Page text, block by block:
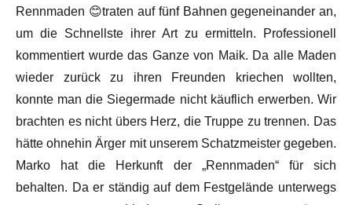
Rennmaden 😊traten auf fünf Bahnen gegeneinander an,
um die Schnellste ihrer Art zu ermitteln. Professionell
kommentiert wurde das Ganze von Maik. Da alle Maden
wieder zurück zu ihren Freunden kriechen wollten,
konnte man die Siegermade nicht käuflich erwerben. Wir
brachten es nicht übers Herz, die Truppe zu trennen. Das
hätte ohnehin Ärger mit unserem Schatzmeister gegeben.
Marko hat die Herkunft der „Rennmaden“ für sich
behalten. Da er ständig auf dem Festgelände unterwegs